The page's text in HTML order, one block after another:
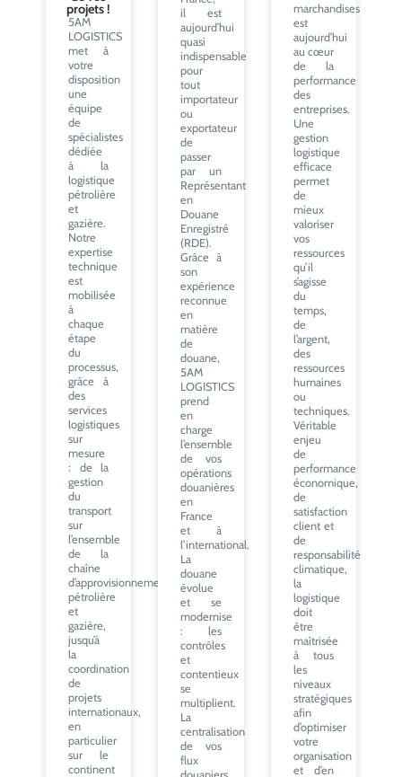
projets !
5AM
LOGISTICS
met à
votre
disposition
une
équipe
de
spécialistes
dédiée
à la
logistique
pétrolière
et
gazière.
Notre
expertise
technique
est
mobilisée
à
chaque
étape
du
processus,
grâce à
des
services
logistiques
sur
mesure
: de la
gestion
du
transport
sur
l’ensemble
de la
chaîne
d’approvisionnement
pétrolière
et
gazière,
jusqu’à
la
coordination
de
projets
internationaux,
en
particulier
sur le
continent
il est
aujourd’hui
quasi
indispensable
pour
tout
importateur
ou
exportateur
de
passer
par un
Représentant
en
Douane
Enregistré
(RDE).
Grâce à
son
expérience
reconnue
en
matière
de
douane,
5AM
LOGISTICS
prend
en
charge
l’ensemble
de vos
opérations
douanières
en
France
et à
l’international.
La
douane
évolue
et se
modernise
: les
contrôles
et
contentieux
se
multiplient.
La
centralisation
de vos
flux
marchandises
est
aujourd’hui
au cœur
de la
performance
des
entreprises.
Une
gestion
logistique
efficace
permet
de
mieux
valoriser
vos
ressources
qu’il
s’agisse
du
temps,
de
l’argent,
des
ressources
humaines
ou
techniques.
Véritable
enjeu
de
performance
économique,
de
satisfaction
client et
de
responsabilité
climatique,
la
logistique
doit
être
maîtrisée
à tous
les
niveaux
stratégiques
afin
d’optimiser
votre
organisation
et d’en